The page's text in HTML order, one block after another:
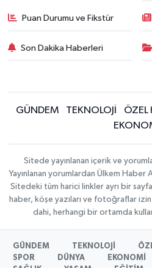
Puan Durumu ve Fikstür
Son Dakika Haberleri
GÜNDEM TEKNOLOJİ ÖZEL
Sitede yayınlanan içerik ve
Yayınlanan yorumlardan Ülkem Haber
Sitedeki tüm harici linkler ayrı bir
haber, köşe yazıları ve fotoğraflar izin
dahi, herhangi bir ortamda
GÜNDEM TEKNOLOJİ
SPOR
DÜNYA EKONOMİ